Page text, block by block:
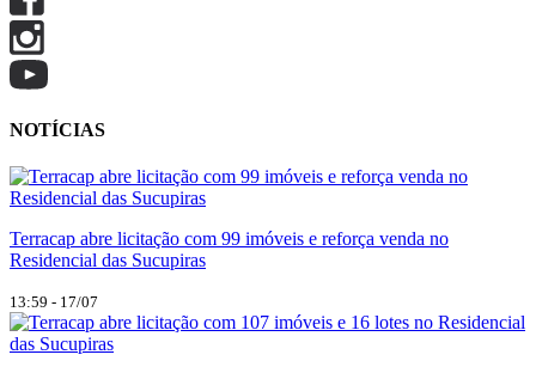
NOTÍCIAS
Terracap abre licitação com 99 imóveis e reforça venda no
Residencial das Sucupiras
13:59 - 17/07